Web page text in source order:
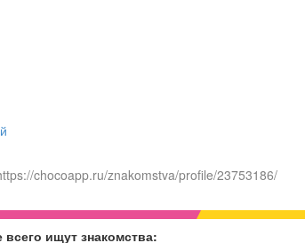
chocoapp.ru/znakomstva/profile/23753186/
ищут знакомства: